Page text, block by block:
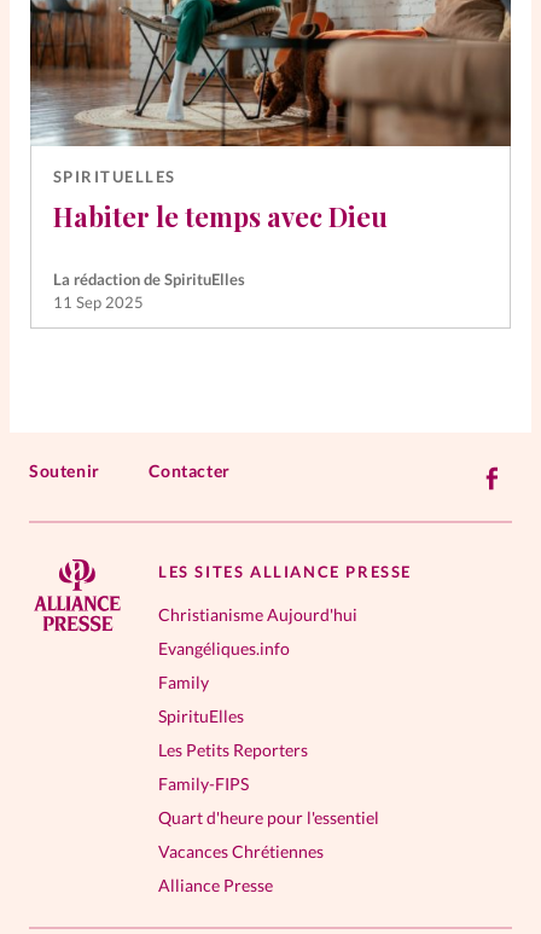
SPIRITUELLES
Habiter le temps avec Dieu
La rédaction de SpirituElles
11 Sep 2025
Soutenir Contacter
LES SITES ALLIANCE PRESSE
Christianisme Aujourd'hui
Evangéliques.info
Family
SpirituElles
Les Petits Reporters
Family-FIPS
Quart d'heure pour l'essentiel
Vacances Chrétiennes
Alliance Presse